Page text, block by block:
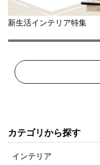
新生活インテリア特集
カテゴリから探す
インテリア